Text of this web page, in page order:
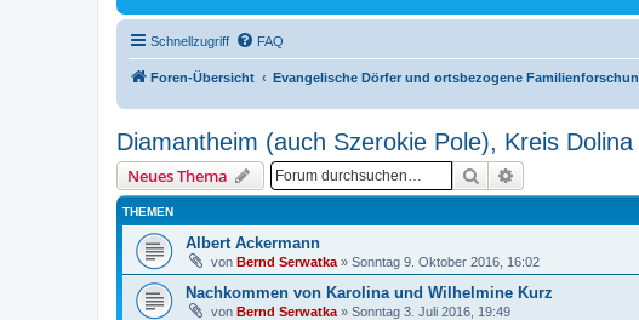
Schnellzugriff FAQ
Foren-Übersicht Evangelische Dörfer und ortsbezogene
Diamantheim (auch Szerokie Pole), Kreis Dolina
Neues Thema Suche
THEMEN
Albert Ackermann
von Bernd Serwatka » Sonntag 9. Oktober 2016, 16:02
Nachkommen von Karolina und Wilhelmine Kurz
von Bernd Serwatka » Sonntag 3. Juli 2016, 19:49